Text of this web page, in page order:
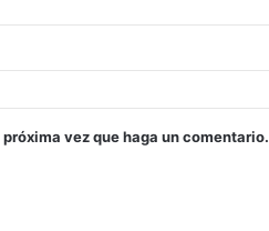
vez que haga un comentario.